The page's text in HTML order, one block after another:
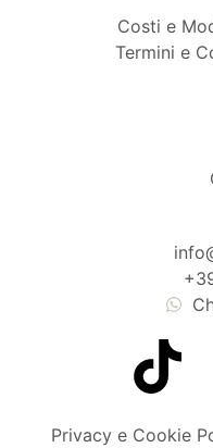
Costi e
Termini e
Privacy e Cookie